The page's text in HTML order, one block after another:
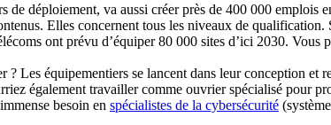
de déploiement, va aussi créer près de 400 000
Elles concernent tous les niveaux de
ont prévu d’équiper 80 000 sites d’ici 2030. Vous
Les équipementiers se lancent dans leur conception et
également travailler comme ouvrier spécialisé pour
besoin en spécialistes de la cybersécurité